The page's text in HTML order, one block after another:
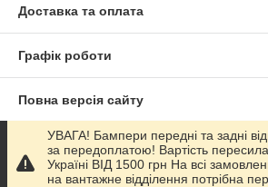
Доставка та оплата
Графік роботи
Повна версія сайту
Сайт створено на маркетплейсі
УВАГА! Бампери передні та задні
за передоплатою! Вартість
Україні ВІД 1500 грн На всі
на вантажне відділення потрібна